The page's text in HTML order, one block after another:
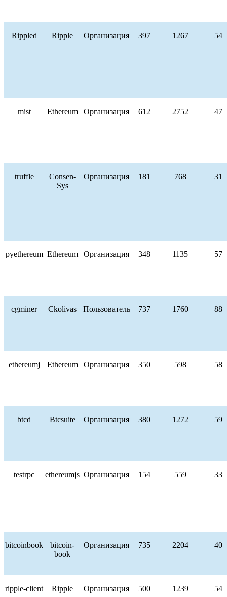
Rippled Ripple Организация 397 1267 54
mist Ethereum Организация 612 2752 47
truffle
Consen-
Sys
Организация 181 768 31
pyethereum Ethereum Организация 348 1135 57
cgminer Ckolivas Пользователь 737 1760 88
ethereumj Ethereum Организация 350 598 58
btcd Btcsuite Организация 380 1272 59
testrpc ethereumjs Организация 154 559 33
bitcoinbook
bitcoin-
book
Организация 735 2204 40
ripple-client Ripple Организация 500 1239 54